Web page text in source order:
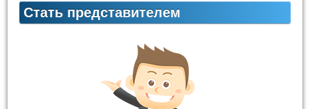
Стать представителем